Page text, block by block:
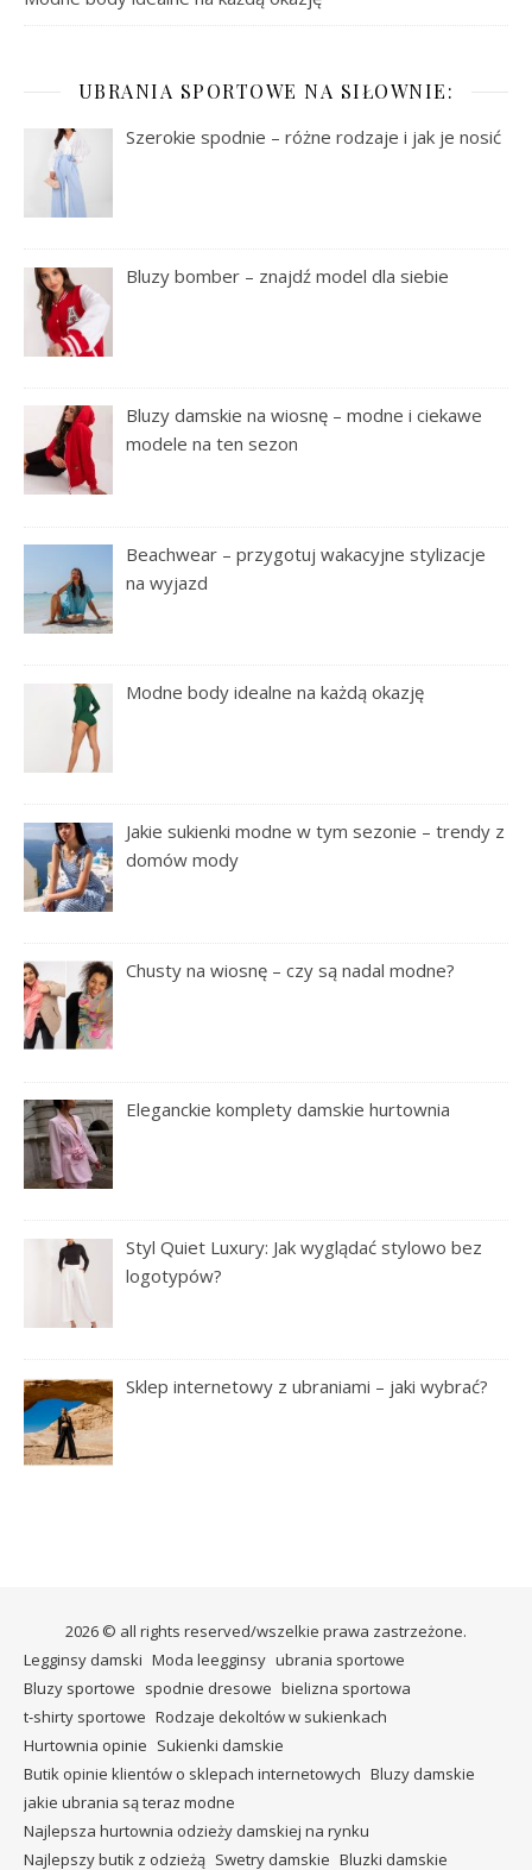
UBRANIA SPORTOWE NA SIŁOWNIE:
Szerokie spodnie – różne rodzaje i jak je nosić
Bluzy bomber – znajdź model dla siebie
Bluzy damskie na wiosnę – modne i ciekawe
modele na ten sezon
Beachwear – przygotuj wakacyjne stylizacje
na wyjazd
Modne body idealne na każdą okazję
Jakie sukienki modne w tym sezonie – trendy z
domów mody
Chusty na wiosnę – czy są nadal modne?
Eleganckie komplety damskie hurtownia
Styl Quiet Luxury: Jak wyglądać stylowo bez
logotypów?
Sklep internetowy z ubraniami – jaki wybrać?
2026 © all rights reserved/wszelkie prawa zastrzeżone.
Legginsy damski Moda leegginsy ubrania sportowe
Bluzy sportowe spodnie dresowe bielizna sportowa
t-shirty sportowe Rodzaje dekoltów w sukienkach
Hurtownia opinie Sukienki damskie
Butik opinie klientów o sklepach internetowych Bluzy damskie
jakie ubrania są teraz modne
Najlepsza hurtownia odzieży damskiej na rynku
Najlepszy butik z odzieżą Swetry damskie Bluzki damskie